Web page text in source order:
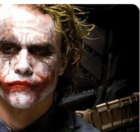
l
o
w
o
n
X
ا
ل
ا
ی
م